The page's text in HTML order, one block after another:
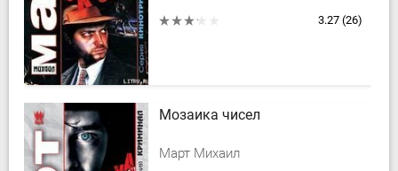
точен, разнообразен, динамичен и
3.27 (26)
Мозаика чисел
Март Михаил